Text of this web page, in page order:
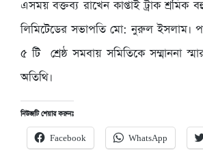
এসময় বক্তব্য রাখেন কাপ্তাই ট্রাক শ্রমিক
লিমিটেডের সভাপতি মো: নুরুল ইসলাম।
৫ টি শ্রেষ্ঠ সমবায় সমিতিকে সম্মাননা
অতিথি।
নিউজটি শেয়ার করুনঃ
Facebook WhatsApp